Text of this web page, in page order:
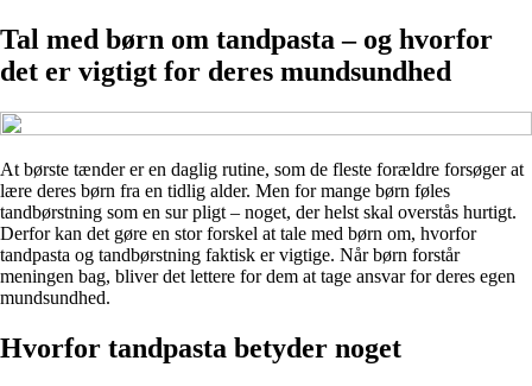
Tal med børn om tandpasta – og hvorfor
det er vigtigt for deres mundsundhed
At børste tænder er en daglig rutine, som de fleste forældre forsøger at
lære deres børn fra en tidlig alder. Men for mange børn føles
tandbørstning som en sur pligt – noget, der helst skal overstås hurtigt.
Derfor kan det gøre en stor forskel at tale med børn om, hvorfor
tandpasta og tandbørstning faktisk er vigtige. Når børn forstår
meningen bag, bliver det lettere for dem at tage ansvar for deres egen
mundsundhed.
Hvorfor tandpasta betyder noget